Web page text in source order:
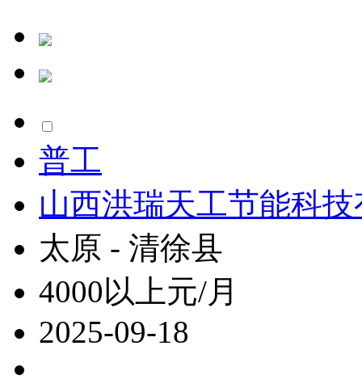
普工
山西洪瑞天工节能科
太原 - 清徐县
4000以上元/月
2025-09-18